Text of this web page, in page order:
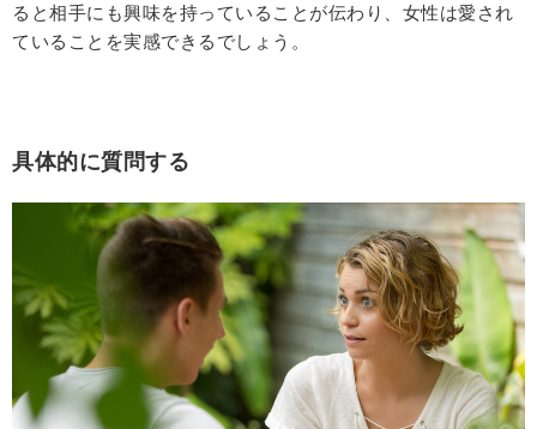
ると相手にも興味を持っていることが伝わり、女性は愛され
ていることを実感できるでしょう。
具体的に質問する